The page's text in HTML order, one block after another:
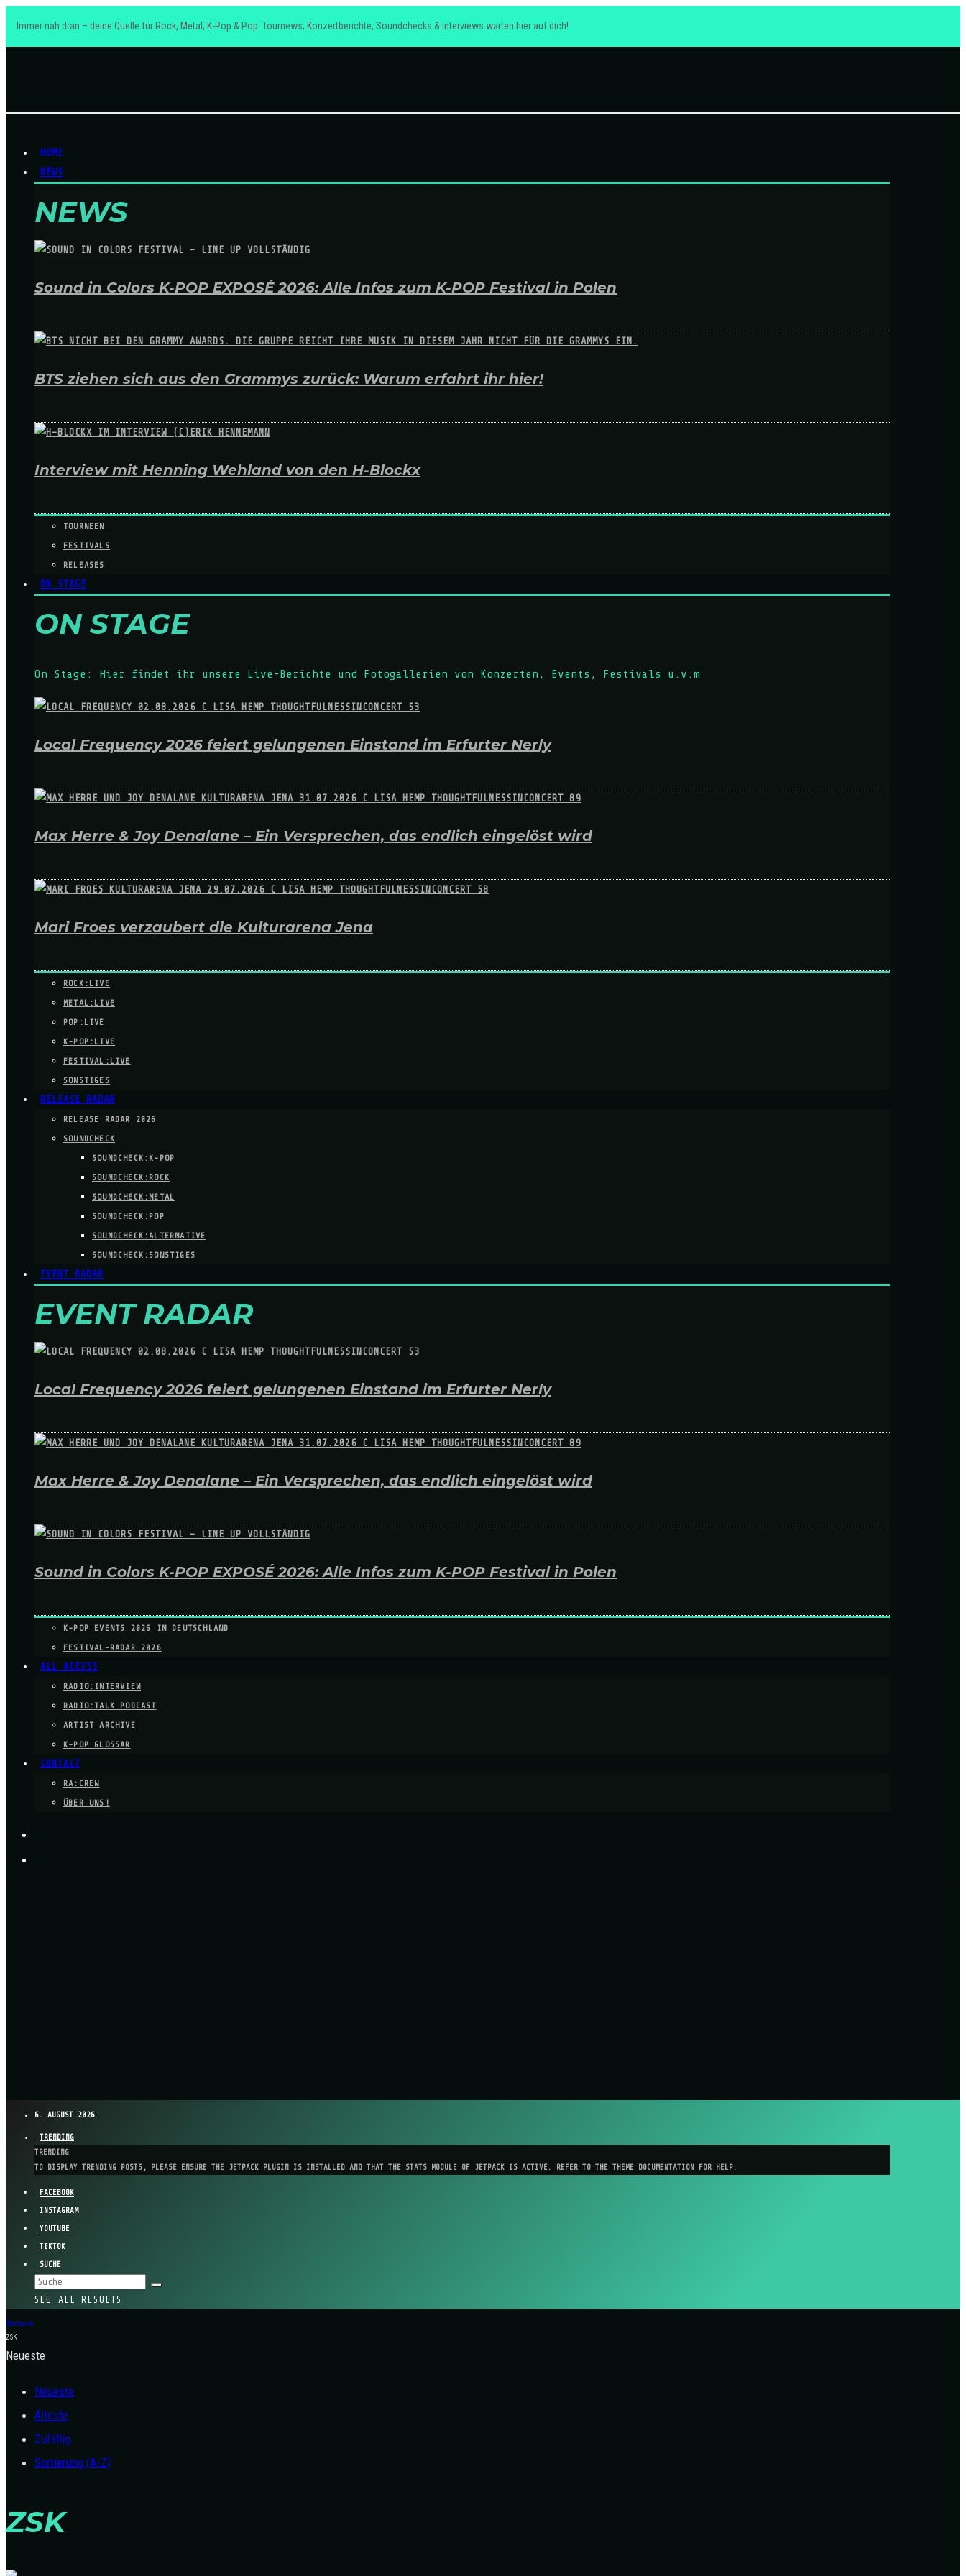
Immer nah dran – deine Quelle für Rock, Metal, K-Pop & Pop. Tournews; Konzertberichte, Soundchecks & Interviews warten hier auf dich!
HOME
NEWS
NEWS
Sound in Colors K-POP EXPOSÉ 2026: Alle Infos zum K-POP Festival in Polen
BTS ziehen sich aus den Grammys zurück: Warum erfahrt ihr hier!
Interview mit Henning Wehland von den H-Blockx
TOURNEEN
FESTIVALS
RELEASES
ON STAGE
ON STAGE
On Stage: Hier findet ihr unsere Live-Berichte und Fotogallerien von Konzerten, Events, Festivals u.v.m
Local Frequency 2026 feiert gelungenen Einstand im Erfurter Nerly
Max Herre & Joy Denalane – Ein Versprechen, das endlich eingelöst wird
Mari Froes verzaubert die Kulturarena Jena
ROCK:LIVE
METAL:LIVE
POP:LIVE
K-POP:LIVE
FESTIVAL:LIVE
SONSTIGES
RELEASE RADAR
RELEASE RADAR 2026
SOUNDCHECK
SOUNDCHECK:K-POP
SOUNDCHECK:ROCK
SOUNDCHECK:METAL
SOUNDCHECK:POP
SOUNDCHECK:ALTERNATIVE
SOUNDCHECK:SONSTIGES
EVENT RADAR
EVENT RADAR
Local Frequency 2026 feiert gelungenen Einstand im Erfurter Nerly
Max Herre & Joy Denalane – Ein Versprechen, das endlich eingelöst wird
Sound in Colors K-POP EXPOSÉ 2026: Alle Infos zum K-POP Festival in Polen
K-POP EVENTS 2026 IN DEUTSCHLAND
FESTIVAL-RADAR 2026
ALL ACCESS
RADIO:INTERVIEW
RADIO:TALK PODCAST
ARTIST ARCHIVE
K-POP GLOSSAR
CONTACT
RA:CREW
ÜBER UNS!
6. AUGUST 2026
TRENDING
TRENDING
TO DISPLAY TRENDING POSTS, PLEASE ENSURE THE JETPACK PLUGIN IS INSTALLED AND THAT THE STATS MODULE OF JETPACK IS ACTIVE. REFER TO THE THEME DOCUMENTATION FOR HELP.
FACEBOOK
INSTAGRAM
YOUTUBE
TIKTOK
SUCHE
SEE ALL RESULTS
Startseite
ZSK
Neueste
Neueste
Älteste
Zufällig
Sortierung (A-Z)
ZSK